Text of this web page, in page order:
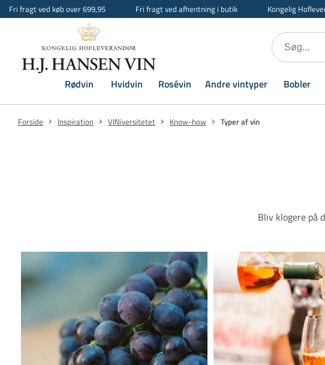
Fri fragt ved køb over 699,95 Fri fragt ved afhentning i butik Kongelig
Rødvin Hvidvin Rosévin Andre vintyper Bobler
Forside Inspiration VINiversitetet Know-how Typer af vin
Bliv klogere på